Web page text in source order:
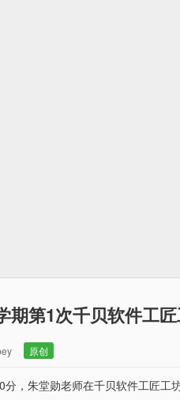
践求知！
期第1次千贝软件工
原创
分，朱堂勋老师在千贝软件工匠工